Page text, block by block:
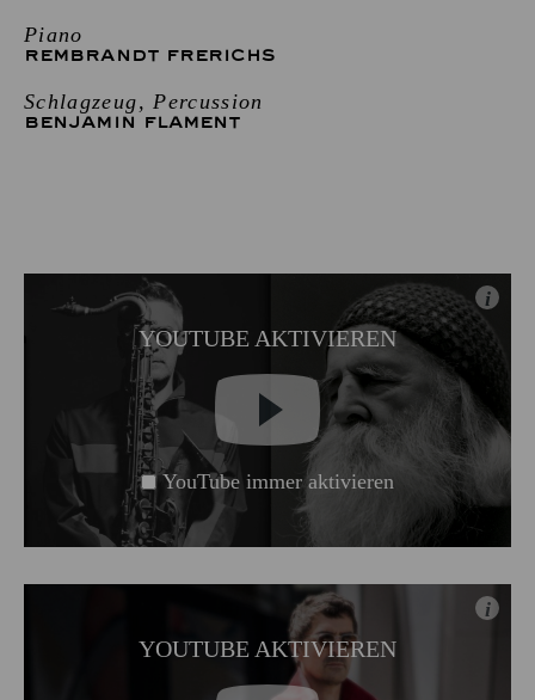
Piano
REMBRANDT FRERICHS
Schlagzeug, Percussion
BENJAMIN FLAMENT
YOUTUBE AKTIVIEREN
i
YouTube immer aktivieren
YOUTUBE AKTIVIEREN
i